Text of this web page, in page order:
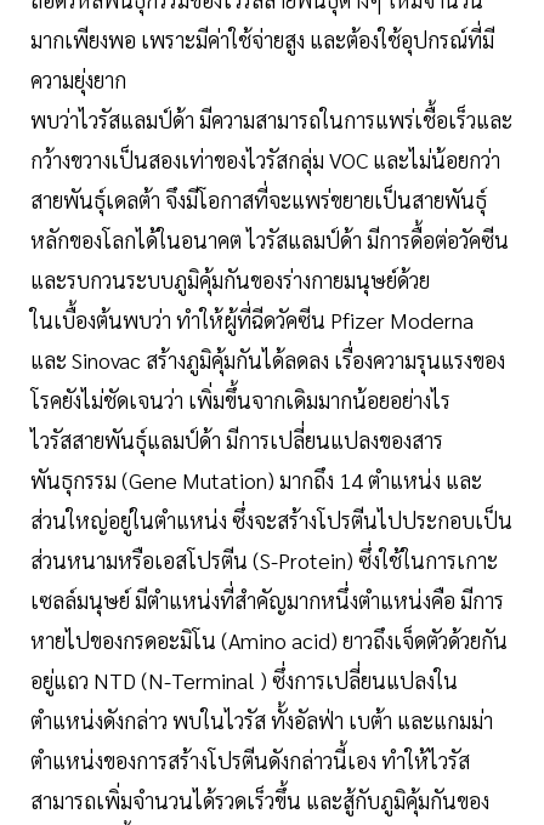
มากเพียงพอ เพราะมีค่าใช้จ่ายสูง และต้องใช้อุปกรณ์ที่มี
ความยุ่งยาก
พบว่าไวรัสแลมป์ด้า มีความสามารถในการแพร่เชื้อเร็วและ
กว้างขวางเป็นสองเท่าของไวรัสกลุ่ม VOC และไม่น้อยกว่า
สายพันธุ์เดลต้า จึงมีโอกาสที่จะแพร่ขยายเป็นสายพันธุ์
หลักของโลกได้ในอนาคต ไวรัสแลมป์ด้า มีการดื้อต่อวัคซีน
และรบกวนระบบภูมิคุ้มกันของร่างกายมนุษย์ด้วย
ในเบื้องต้นพบว่า ทำให้ผู้ที่ฉีดวัคซีน Pfizer Moderna
และ Sinovac สร้างภูมิคุ้มกันได้ลดลง เรื่องความรุนแรงของ
โรคยังไม่ชัดเจนว่า เพิ่มขึ้นจากเดิมมากน้อยอย่างไร
ไวรัสสายพันธุ์แลมป์ด้า มีการเปลี่ยนแปลงของสาร
พันธุกรรม (Gene Mutation) มากถึง 14 ตำแหน่ง และ
ส่วนใหญ่อยู่ในตำแหน่ง ซึ่งจะสร้างโปรตีนไปประกอบเป็น
ส่วนหนามหรือเอสโปรตีน (S-Protein) ซึ่งใช้ในการเกาะ
เซลล์มนุษย์ มีตำแหน่งที่สำคัญมากหนึ่งตำแหน่งคือ มีการ
หายไปของกรดอะมิโน (Amino acid) ยาวถึงเจ็ดตัวด้วยกัน
อยู่แถว NTD (N-Terminal ) ซึ่งการเปลี่ยนแปลงใน
ตำแหน่งดังกล่าว พบในไวรัส ทั้งอัลฟ่า เบต้า และแกมม่า
ตำแหน่งของการสร้างโปรตีนดังกล่าวนี้เอง ทำให้ไวรัส
สามารถเพิ่มจำนวนได้รวดเร็วขึ้น และสู้กับภูมิคุ้มกันของ